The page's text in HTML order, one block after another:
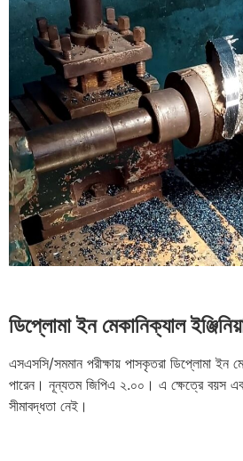
ডিপ্লোমা ইন মেকানিক্যাল
এসএসসি/সমমান পরীক্ষায় পাসকৃতরা ডিপ্লোমা ইন
পারেন। নূন্যতম জিপিএ ২.০০। এ ক্ষেত্রে বয়স
সীমাবদ্ধতা নেই।